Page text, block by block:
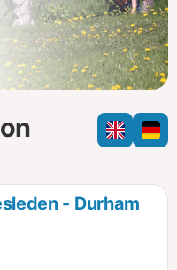
- Durham